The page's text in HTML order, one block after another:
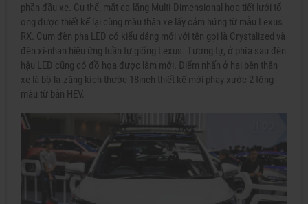
phần đầu xe. Cụ thể, mặt ca-lăng Multi-Dimensional họa tiết lưới tổ
ong được thiết kế lại cùng màu thân xe lấy cảm hứng từ mẫu Lexus
RX. Cụm đèn pha LED có kiểu dáng mới với tên gọi là Crystalized và
đèn xi-nhan hiệu ứng tuần tự giống Lexus. Tương tự, ở phía sau đèn
hậu LED cũng có đồ họa được làm mới. Điểm nhấn ở hai bên thân
xe là bộ la-zăng kích thước 18inch thiết kế mới phay xước 2 tông
màu từ bản HEV.